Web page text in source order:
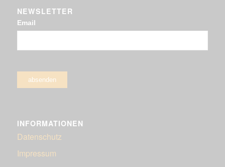
NEWSLETTER
Email
INFORMATIONEN
Datenschutz
Impressum